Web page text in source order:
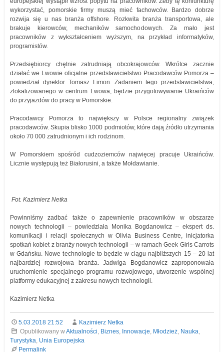
wykorzystać, pomorskie firmy muszą mieć fachowców. Bardzo dobrze
rozwija się u nas branża offshore. Rozkwita branża transportowa, ale
brakuje kierowców, mechaników samochodowych. Za mało jest
pracowników z wykształceniem wyższym, na przykład informatyków,
programistów.
Przedsiębiorcy chętnie zatrudniają obcokrajowców. Wkrótce zacznie
działać we Lwowie oficjalne przedstawicielstwo Pracodawców Pomorza –
powiedział dyrektor Tomasz Limon. Zadaniem tego przedstawicielstwa,
zlokalizowanego w centrum Lwowa, będzie przygotowywanie Ukraińców
do przyjazdów do pracy w Pomorskie.
Pracodawcy Pomorza to największy w Polsce regionalny związek
pracodawców. Skupia blisko 1000 podmiotów, które dają źródło utrzymania
około 70 000 zatrudnionym i ich rodzinom.
W Pomorskiem spośród cudzoziemców najwięcej pracuje Ukraińców.
Licznie występują też Białorusini, a także Mołdawianie.
Fot. Kazimierz Netka
Powinniśmy zadbać także o zapewnienie pracowników w obszarze
nowych technologii – powiedziała Monika Bogdanowicz – ekspert ds.
komunikacji i relacji społecznych w Olivia Business Centre, inicjatorka
spotkań kobiet z branży nowych technologii – w ramach Geek Girls Carrots
w Gdańsku. Nowe technologie to będzie w ciągu najbliższych 15 – 20 lat
najbardziej rozwojowa branża. Jadwiga Bogdanowicz zaproponowała
uruchomienie specjalnego programu rozwojowego, utworzenie wspólnej
platformy edukacyjnej z zakresu nowych technologii.
Kazimierz Netka
5.03.2018 21:52
Kazimierz Netka
Opublikowany wAktualności, Biznes, Innowacje, Młodzież, Nauka,
Turystyka, Unia Europejska
Permalink